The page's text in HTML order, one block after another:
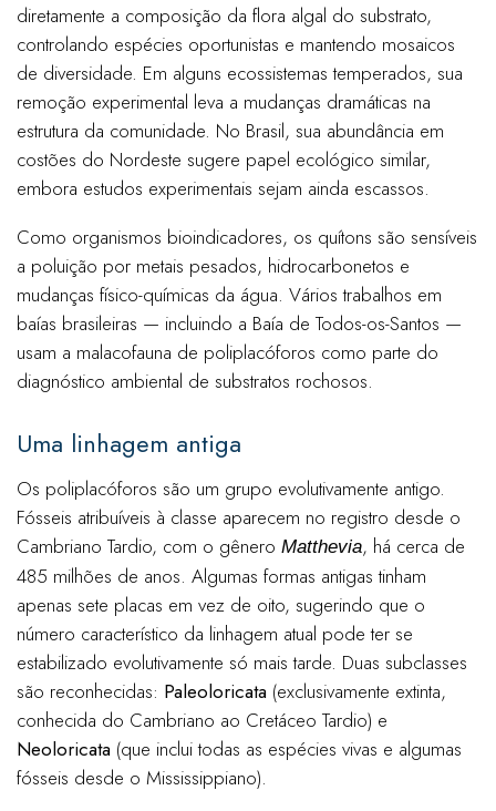
diretamente a composição da flora algal do substrato,
controlando espécies oportunistas e mantendo mosaicos
de diversidade. Em alguns ecossistemas temperados, sua
remoção experimental leva a mudanças dramáticas na
estrutura da comunidade. No Brasil, sua abundância em
costões do Nordeste sugere papel ecológico similar,
embora estudos experimentais sejam ainda escassos.
Como organismos bioindicadores, os quítons são sensíveis
a poluição por metais pesados, hidrocarbonetos e
mudanças físico-químicas da água. Vários trabalhos em
baías brasileiras — incluindo a Baía de Todos-os-Santos —
usam a malacofauna de poliplacóforos como parte do
diagnóstico ambiental de substratos rochosos.
Uma linhagem antiga
Os poliplacóforos são um grupo evolutivamente antigo.
Fósseis atribuíveis à classe aparecem no registro desde o
Cambriano Tardio, com o gênero Matthevia, há cerca de
485 milhões de anos. Algumas formas antigas tinham
apenas sete placas em vez de oito, sugerindo que o
número característico da linhagem atual pode ter se
estabilizado evolutivamente só mais tarde. Duas subclasses
são reconhecidas: Paleoloricata (exclusivamente extinta,
conhecida do Cambriano ao Cretáceo Tardio) e
Neoloricata (que inclui todas as espécies vivas e algumas
fósseis desde o Mississippiano).